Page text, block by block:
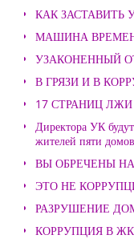
КАК ЗАСТАВИТЬ
МАШИНА
УЗАКОНЕННЫЙ
В ГРЯЗИ И В
17 СТРАНИЦ
Директора УК
жителей пяти
ВЫ ОБРЕЧЕНЫ
ЭТО НЕ
РАЗРУШЕНИЕ
КОРРУПЦИЯ В